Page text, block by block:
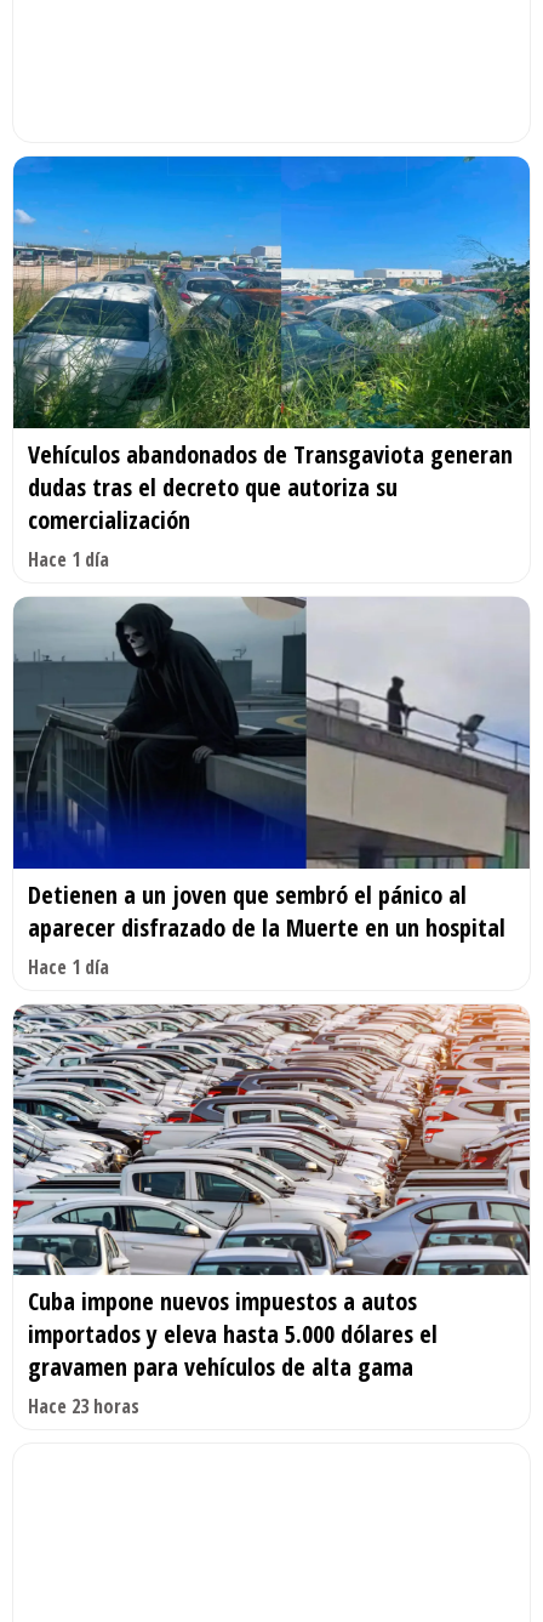
Vehículos abandonados de Transgaviota generan
dudas tras el decreto que autoriza su
comercialización
Hace 1 día
Detienen a un joven que sembró el pánico al
aparecer disfrazado de la Muerte en un hospital
Hace 1 día
Cuba impone nuevos impuestos a autos
importados y eleva hasta 5.000 dólares el
gravamen para vehículos de alta gama
Hace 23 horas